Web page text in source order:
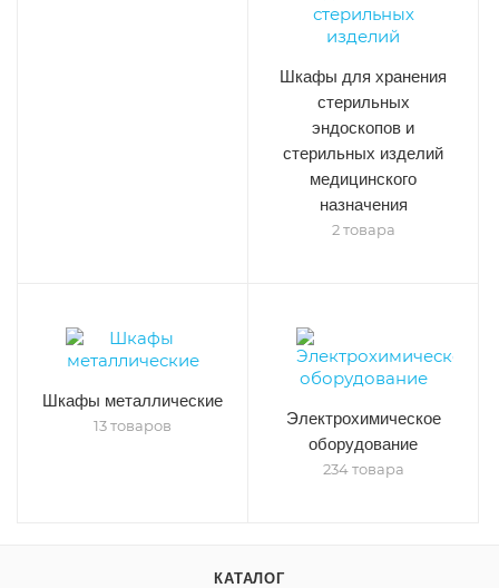
Шкафы для хранения
стерильных
эндоскопов и
стерильных изделий
медицинского
назначения
2 товара
Шкафы металлические
13 товаров
Электрохимическое
оборудование
234 товара
КАТАЛОГ